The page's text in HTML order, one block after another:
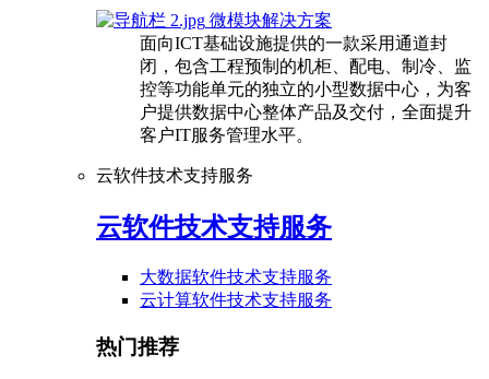
微模块解决方案
面向ICT基础设施提供的一款采用通道封
闭，包含工程预制的机柜、配电、制冷、监
控等功能单元的独立的小型数据中心，为客
户提供数据中心整体产品及交付，全面提升
客户IT服务管理水平。
云软件技术支持服务
云软件技术支持服务
大数据软件技术支持服务
云计算软件技术支持服务
热门推荐